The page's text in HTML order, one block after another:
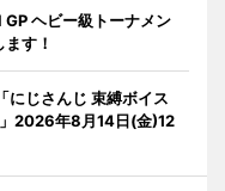
ヘビー級トーナメン
す！
にじさんじ 束縛ボイス
2026年8月14日(金)12